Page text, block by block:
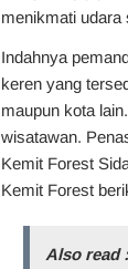
menikmati udara
Indahnya
keren yang
maupun kota
wisatawan.
Kemit Forest
Kemit Forest
Also read